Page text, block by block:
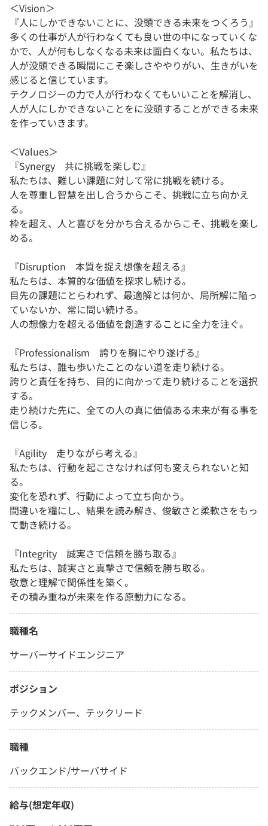
＜Vision＞
『人にしかできないことに、没頭できる未来をつくろう』
多くの仕事が人が行わなくても良い世の中になっていくな
かで、人が何もしなくなる未来は面白くない。私たちは、
人が没頭できる瞬間にこそ楽しさややりがい、生きがいを
感じると信じています。
テクノロジーの力で人が行わなくてもいいことを解消し、
人が人にしかできないことをに没頭することができる未来
を作っていきます。
＜Values＞
『Synergy 共に挑戦を楽しむ』
私たちは、難しい課題に対して常に挑戦を続ける。
人を尊重し智慧を出し合うからこそ、挑戦に立ち向かえ
る。
枠を超え、人と喜びを分かち合えるからこそ、挑戦を楽し
める。
『Disruption 本質を捉え想像を超える』
私たちは、本質的な価値を探求し続ける。
目先の課題にとらわれず、最適解とは何か、局所解に陥っ
ていないか、常に問い続ける。
人の想像力を超える価値を創造することに全力を注ぐ。
『Professionalism 誇りを胸にやり遂げる』
私たちは、誰も歩いたことのない道を走り続ける。
誇りと責任を持ち、目的に向かって走り続けることを選択
する。
走り続けた先に、全ての人の真に価値ある未来が有る事を
信じる。
『Agility 走りながら考える』
私たちは、行動を起こさなければ何も変えられないと知
る。
変化を恐れず、行動によって立ち向かう。
間違いを糧にし、結果を読み解き、俊敏さと柔軟さをもっ
て動き続ける。
『Integrity 誠実さで信頼を勝ち取る』
私たちは、誠実さと真摯さで信頼を勝ち取る。
敬意と理解で関係性を築く。
その積み重ねが未来を作る原動力になる。
職種名
サーバーサイドエンジニア
ポジション
テックメンバー、テックリード
職種
バックエンド/サーバサイド
給与(想定年収)